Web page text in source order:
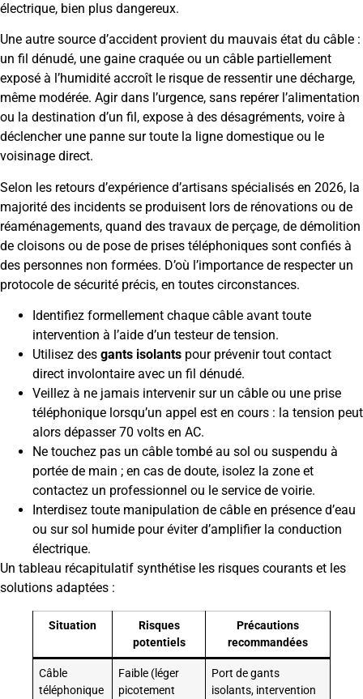
électrique, bien plus dangereux.
Une autre source d’accident provient du mauvais état du câble :
un fil dénudé, une gaine craquée ou un câble partiellement
exposé à l’humidité accroît le risque de ressentir une décharge,
même modérée. Agir dans l’urgence, sans repérer l’alimentation
ou la destination d’un fil, expose à des désagréments, voire à
déclencher une panne sur toute la ligne domestique ou le
voisinage direct.
Selon les retours d’expérience d’artisans spécialisés en 2026, la
majorité des incidents se produisent lors de rénovations ou de
réaménagements, quand des travaux de perçage, de démolition
de cloisons ou de pose de prises téléphoniques sont confiés à
des personnes non formées. D’où l’importance de respecter un
protocole de sécurité précis, en toutes circonstances.
Identifiez formellement chaque câble avant toute
intervention à l’aide d’un testeur de tension.
Utilisez des gants isolants pour prévenir tout contact
direct involontaire avec un fil dénudé.
Veillez à ne jamais intervenir sur un câble ou une prise
téléphonique lorsqu’un appel est en cours : la tension peut
alors dépasser 70 volts en AC.
Ne touchez pas un câble tombé au sol ou suspendu à
portée de main ; en cas de doute, isolez la zone et
contactez un professionnel ou le service de voirie.
Interdisez toute manipulation de câble en présence d’eau
ou sur sol humide pour éviter d’amplifier la conduction
électrique.
Un tableau récapitulatif synthétise les risques courants et les
solutions adaptées :
Situation
Risques
potentiels
Précautions
recommandées
Câble
téléphonique
Faible (léger
picotement
Port de gants
isolants, intervention